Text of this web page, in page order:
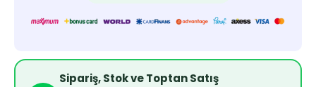
Sipariş, Stok ve Toptan Satış